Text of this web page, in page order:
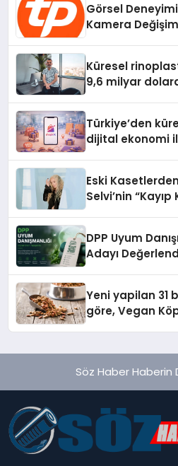
Görsel
Kamera
Küresel
9,6 milyar
Türkiye’den
dijital ekonomi
Eski
Selvi’nin
DPP Uyum
Adayı
Yeni yapilan 31
göre, Vegan
Söz Haber Haberin